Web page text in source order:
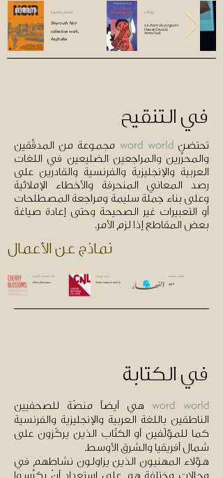
قصص قصيرة
Beyrouth Noir
collective work,
Asphalte
روايات
Le chant du pinguoin
Hassan Daoud,
Actes Sud
في التنقيح
تحتضن word world مجموعة من المدقِّقين
والمحرِّرين والمراجعين الضليعين في اللغات
العربية والإنجليزية والفرنسية والقادرين على
رصد المعاني المنحرفة والأخطاء الإملائية
وعلى بناء جملة سليمة ومراجعة المصطلحات
أو التعبيرات غير الصحيحة وحتى إعادة صياغة
بعض المقاطع إذا لزم الأمر.
نماذج عن الأعمال
كتب العلامات التجارية
Cherry Blossoms
ترجمة الروايات
Centre National du livre
مقالات صحافية
النهار
في الكتابة
word world
هي أيضاً منصّة للصحفيين
الناطقين باللغة العربية والإنجليزية والفرنسية
كما للمؤلّفين أو الكتّاب الذين يركّزون على
شمال أفريقيا والشرق الأوسط.
هؤلاء المهنيون الذين يزاولون نشاطهم في
مجالات مختلفة هم على استعداد أنْ يكرِّسوا